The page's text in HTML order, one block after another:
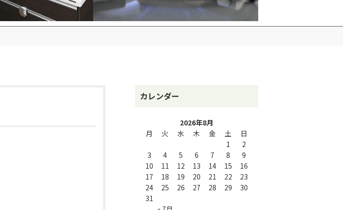
カレンダー
2026年8月
月
火 水 木 金 土 日
1
2
3
4 5 6 7 8
9
10
11 12 13 14 15
16
17
18 19 20 21 22
23
24
25 26 27 28 29
30
31